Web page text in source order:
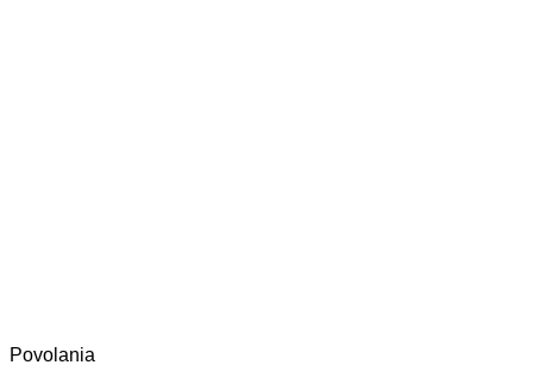
Povolania